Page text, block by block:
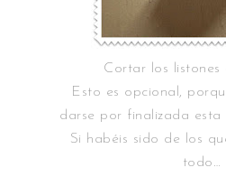
Cortar los listones
Esto es opcional,
darse por finalizada esta
Si habéis sido de los
todo…